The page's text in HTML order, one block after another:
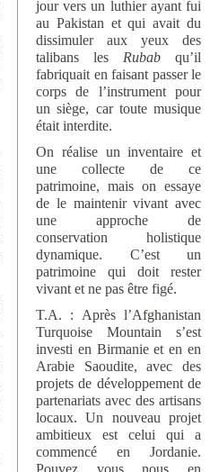
jour vers un luthier ayant fui
au Pakistan et qui avait du
dissimuler aux yeux des
talibans les Rubab qu’il
fabriquait en faisant passer le
corps de l’instrument pour
un siège, car toute musique
était interdite.
On réalise un inventaire et
une collecte de ce
patrimoine, mais on essaye
de le maintenir vivant avec
une approche de
conservation holistique
dynamique. C’est un
patrimoine qui doit rester
vivant et ne pas être figé.
T.A. : Après l’Afghanistan
Turquoise Mountain s’est
investi en Birmanie et en en
Arabie Saoudite, avec des
projets de développement de
partenariats avec des artisans
locaux. Un nouveau projet
ambitieux est celui qui a
commencé en Jordanie.
Pouvez vous nous en